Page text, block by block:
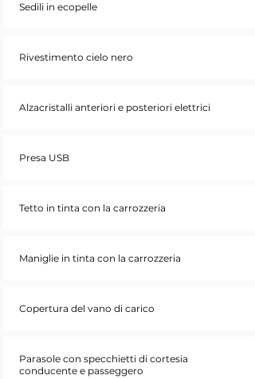
Sedili in ecopelle
Rivestimento cielo nero
Alzacristalli anteriori e posteriori elettrici
Presa USB
Tetto in tinta con la carrozzeria
Maniglie in tinta con la carrozzeria
Copertura del vano di carico
Parasole con specchietti di cortesia
conducente e passeggero